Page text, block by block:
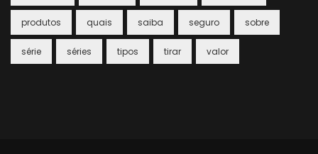
produtos quais saiba seguro sobre
série séries tipos tirar valor